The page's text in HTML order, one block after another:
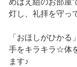
めばえ組のお部屋
灯し、礼拝を守っ
「おほしがひか
手をキラキラ☆体
ます♪